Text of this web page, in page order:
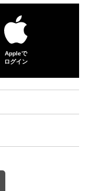
Appleで
ログイン